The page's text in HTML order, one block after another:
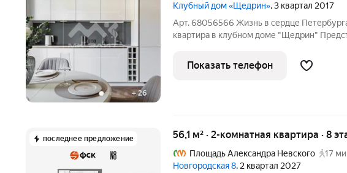
+26
Клубный дом «Щедрин», 3 квартал 2017
Арт. 68056566 Жизнь в сердце
квартира в клубном доме "Щедрин"
и статусных домов центрального района клубном доме "Щедрин"
на Кирочной, 62.
Показать телефон
последнее предложение 56,1 м² · 2-комнатная квартира · 8
Площадь Александра Невского
17
Новгородская 8, 2 квартал 2027